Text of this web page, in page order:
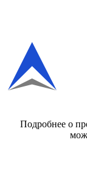
Подробнее о